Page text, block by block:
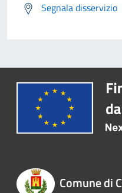
Segnala disservizio
Comune di